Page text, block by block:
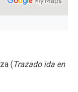
( Trazado ida en